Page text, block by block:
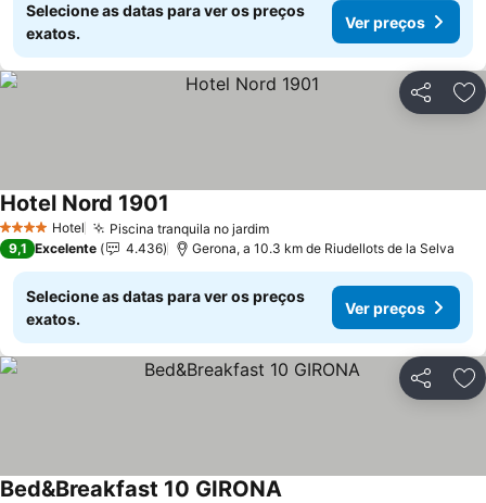
Selecione as datas para ver os preços
exatos.
Ver preços
Partilhar
4 EstrelasHotel Piscina tranquila no jardim
Hotel Nord 1901
9,1 Excelente 4.436 Gerona, a 10.3 km de Riudellots de la Selva
Selecione as datas para ver os preços
exatos.
Ver preços
Partilhar
Bed&Breakfast 10 GIRONA